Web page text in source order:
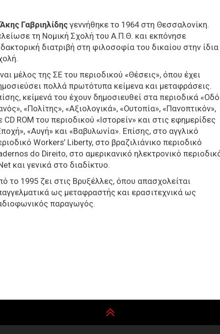
Άκης Γαβριηλίδης γεννήθηκε το 1964 στη Θεσσαλονίκη.
τη Νομική Σχολή του Α.Π.Θ. και εκπόνησε
διατριβή στη φιλοσοφία του δικαίου στην ίδια
μέλος της ΣΕ του περιοδικού «Θέσεις», όπου έχει
πολλά πρωτότυπα κείμενα και μεταφράσεις.
κείμενά του έχουν δημοσιευθεί στα περιοδικά
«Πολίτης», «Αξιολογικά», «Ουτοπία», «Πανοπτικόν»,
CD ROM του περιοδικού «Ιστορείν» και στις εφημερίδες
«Αυγή» και «Βαβυλωνία». Επίσης, στο αγγλικό
Workers’ Liberty, στο βραζιλιάνικο περιοδικό
do Direito, στο αμερικανικό ηλεκτρονικό
και γενικά στο διαδίκτυο.
το 1995 ζει στις Βρυξέλλες, όπου απασχολείται
ως μεταφραστής και ερασιτεχνικά ως
παραγωγός.